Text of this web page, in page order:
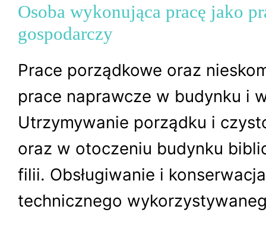
Osoba wykonująca pracę jako
gospodarczy
Prace porządkowe oraz
prace naprawcze w budynku i
Utrzymywanie porządku i
oraz w otoczeniu budynku
filii. Obsługiwanie i
technicznego